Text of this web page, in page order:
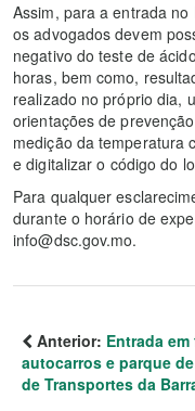
Assim, para a entrada
os advogados devem
negativo do teste de
horas, bem como,
realizado no próprio dia,
orientações de
medição da temperatura
e digitalizar o código do
Para qualquer
durante o horário de
info@dsc.gov.mo.
Anterior: Entrada
autocarros e parque
de Transportes da